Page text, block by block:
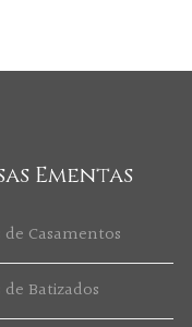
Ementas
Casamentos
Batizados